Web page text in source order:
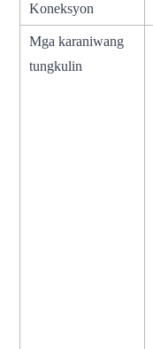
Koneksyon
Mga karaniwang
tungkulin